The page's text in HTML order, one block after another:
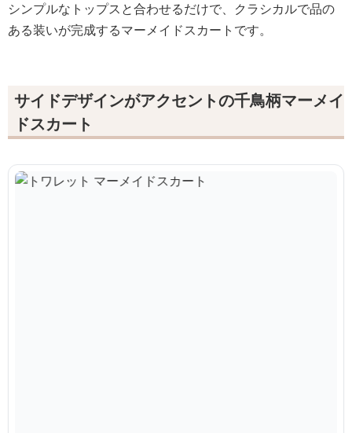
シンプルなトップスと合わせるだけで、クラシカルで品の
ある装いが完成するマーメイドスカートです。
サイドデザインがアクセントの千鳥柄マーメイ
ドスカート